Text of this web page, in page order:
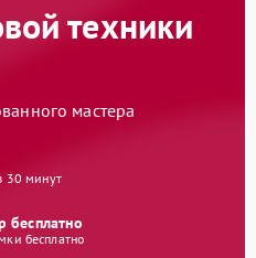
техники
мастера
30 минут
бесплатно
бесплатно